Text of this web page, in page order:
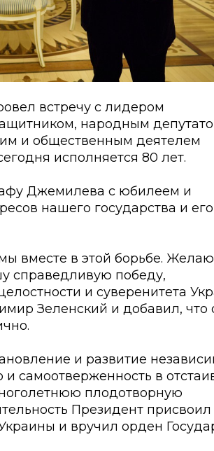
встречу с лидером
народным
и общественным деятелем
исполняется 80 лет.
Джемилева с юбилеем и
нашего государства и его
вместе в этой борьбе.
справедливую победу,
и суверенитета
Зеленский и добавил, что
и развитие
и самоотверженность в
плодотворную
Президент присвоил
и вручил орден